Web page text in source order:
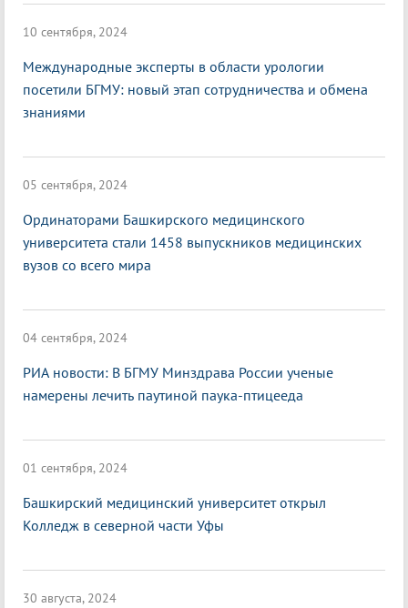
10 сентября, 2024
Международные эксперты в области урологии
посетили БГМУ: новый этап сотрудничества и обмена
знаниями
05 сентября, 2024
Ординаторами Башкирского медицинского
университета стали 1458 выпускников медицинских
вузов со всего мира
04 сентября, 2024
РИА новости: В БГМУ Минздрава России ученые
намерены лечить паутиной паука-птицееда
01 сентября, 2024
Башкирский медицинский университет открыл
Колледж в северной части Уфы
30 августа, 2024